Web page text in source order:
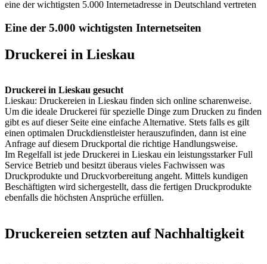
Eine der 5.000 wichtigsten Internetseiten
Druckerei in Lieskau
Druckerei in Lieskau gesucht
Lieskau: Druckereien in Lieskau finden sich online scharenweise.
Um die ideale Druckerei für spezielle Dinge zum Drucken zu finden
gibt es auf dieser Seite eine einfache Alternative. Stets falls es gilt
einen optimalen Druckdienstleister herauszufinden, dann ist eine
Anfrage auf diesem Druckportal die richtige Handlungsweise.
Im Regelfall ist jede Druckerei in Lieskau ein leistungsstarker Full
Service Betrieb und besitzt überaus vieles Fachwissen was
Druckprodukte und Druckvorbereitung angeht. Mittels kundigen
Beschäftigten wird sichergestellt, dass die fertigen Druckprodukte
ebenfalls die höchsten Ansprüche erfüllen.
Druckereien setzten auf Nachhaltigkeit